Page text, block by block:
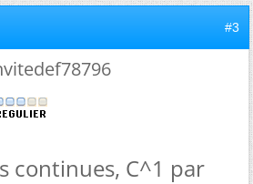
#3
continues, C^1 par